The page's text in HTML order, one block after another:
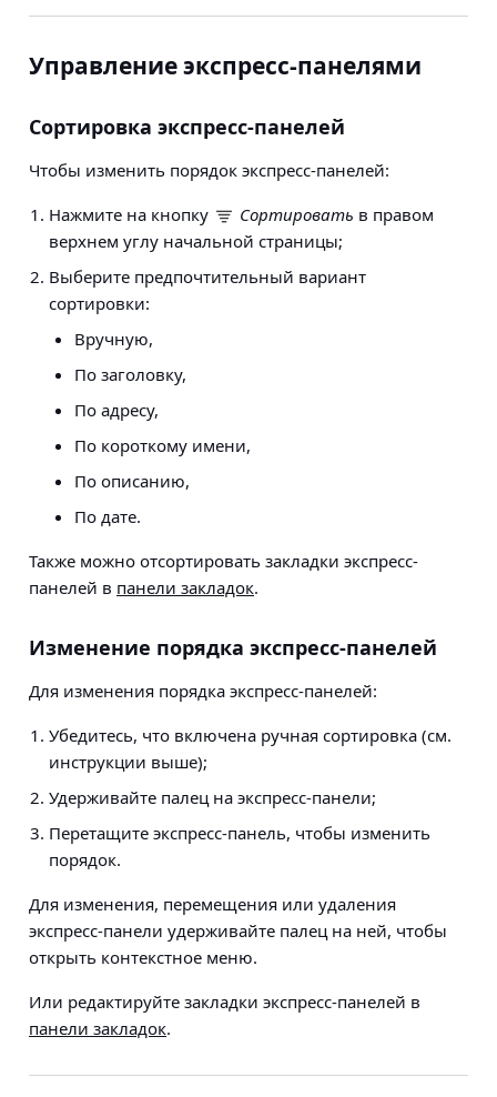
Управление экспресс-панелями
Сортировка экспресс-панелей
Чтобы изменить порядок экспресс-панелей:
Нажмите на кнопку
Сортировать в правом
верхнем углу начальной страницы;
Выберите предпочтительный вариант
сортировки:
Вручную,
По заголовку,
По адресу,
По короткому имени,
По описанию,
По дате.
Также можно отсортировать закладки экспресс-
панелей в панели закладок.
Изменение порядка экспресс-панелей
Для изменения порядка экспресс-панелей:
Убедитесь, что включена ручная сортировка (см.
инструкции выше);
Удерживайте палец на экспресс-панели;
Перетащите экспресс-панель, чтобы изменить
порядок.
Для изменения, перемещения или удаления
экспресс-панели удерживайте палец на ней, чтобы
открыть контекстное меню.
Или редактируйте закладки экспресс-панелей в
панели закладок.